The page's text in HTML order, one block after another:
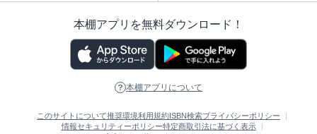
本棚アプリを無料ダウンロード！
本棚アプリについて
このサイトについて推奨環境利用規約 ISBN検索プライバシーポリシー
情報セキュリティーポリシー特定商取引法に基づく表示